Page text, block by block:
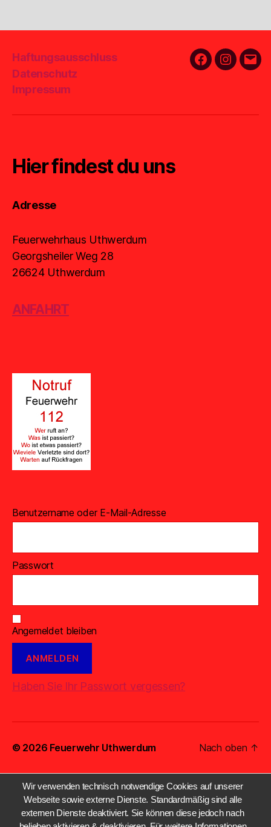
Haftungsausschluss
Datenschutz
Impressum
FacebookE-
Hier findest du uns
Adresse
Feuerwehrhaus Uthwerdum
Georgsheiler Weg 28
26624 Uthwerdum
ANFAHRT
Benutzername oder E-Mail-Adresse
Passwort
Angemeldet bleiben
Haben Sie Ihr Passwort vergessen?
© 2026 Feuerwehr Uthwerdum Nach oben ↑
Wir verwenden technisch notwendige Cookies auf unserer
Webseite sowie externe Dienste. Standardmäßig sind alle
externen Dienste deaktiviert. Sie können diese jedoch nach